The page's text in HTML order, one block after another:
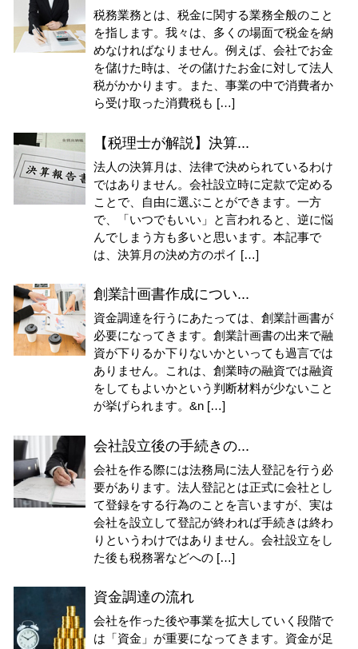
税務業務とは、税金に関する業務全般のこと
を指します。我々は、多くの場面で税金を納
めなければなりません。例えば、会社でお金
を儲けた時は、その儲けたお金に対して法人
税がかかります。また、事業の中で消費者か
ら受け取った消費税も […]
【税理士が解説】決算...
法人の決算月は、法律で決められているわけ
ではありません。会社設立時に定款で定める
ことで、自由に選ぶことができます。一方
で、「いつでもいい」と言われると、逆に悩
んでしまう方も多いと思います。本記事で
は、決算月の決め方のポイ […]
創業計画書作成につい...
資金調達を行うにあたっては、創業計画書が
必要になってきます。創業計画書の出来で融
資が下りるか下りないかといっても過言では
ありません。これは、創業時の融資では融資
をしてもよいかという判断材料が少ないこと
が挙げられます。&n […]
会社設立後の手続きの...
会社を作る際には法務局に法人登記を行う必
要があります。法人登記とは正式に会社とし
て登録をする行為のことを言いますが、実は
会社を設立して登記が終われば手続きは終わ
りというわけではありません。会社設立をし
た後も税務署などへの […]
資金調達の流れ
会社を作った後や事業を拡大していく段階で
は「資金」が重要になってきます。資金が足